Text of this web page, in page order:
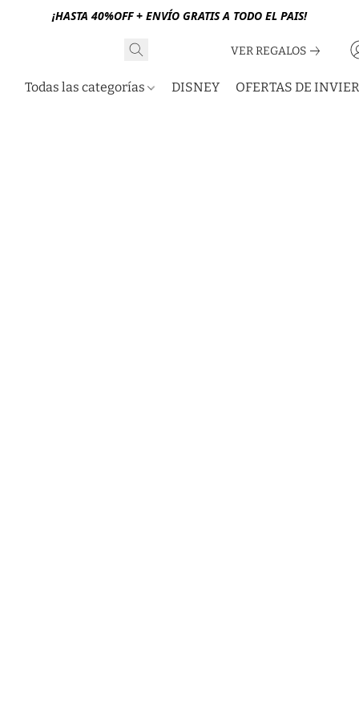
¡HASTA 40%OFF + ENVÍO GRATIS A TODO EL PAIS!
VER REGALOS
Todas las categorías DISNEY OFERTAS DE